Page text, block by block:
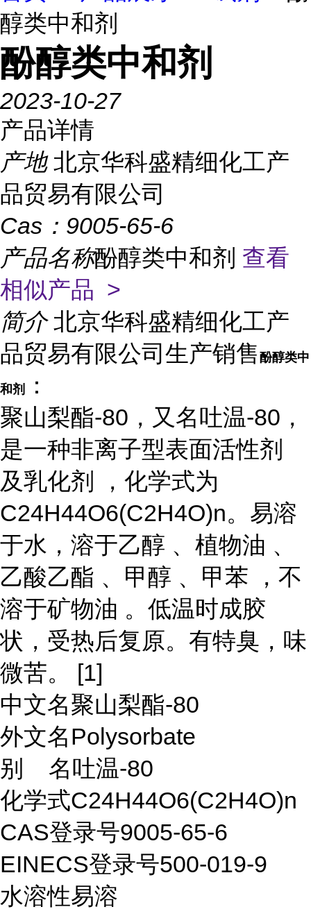
醇类中和剂
酚醇类中和剂
2023-10-27
产品详情
产地 北京华科盛精细化工产
品贸易有限公司
Cas： 9005-65-6
产品名称酚醇类中和剂 查看
相似产品 >
简介 北京华科盛精细化工产
品贸易有限公司生产销售 酚醇类中
和剂
：
聚山梨酯-80，又名吐温-80，
是一种非离子型表面活性剂
及乳化剂 ，化学式为
C24H44O6(C2H4O)n。易溶
于水，溶于乙醇 、植物油 、
乙酸乙酯 、甲醇 、甲苯 ，不
溶于矿物油 。低温时成胶
状，受热后复原。有特臭，味
微苦。 [1]
中文名聚山梨酯-80
外文名Polysorbate
别 名吐温-80
化学式C24H44O6(C2H4O)n
CAS登录号9005-65-6
EINECS登录号500-019-9
水溶性易溶